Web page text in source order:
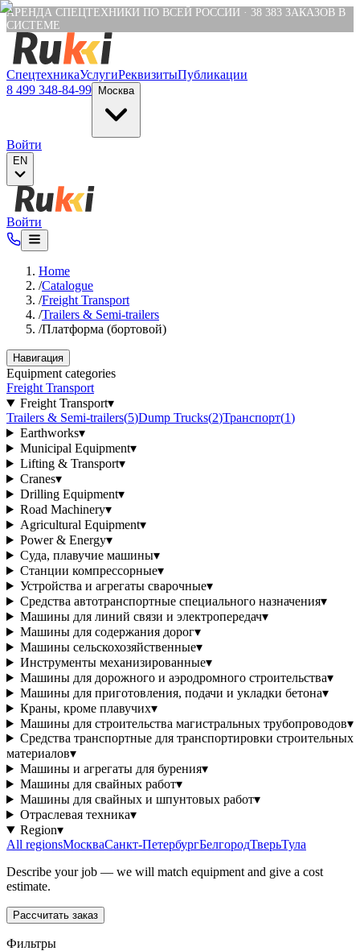
Verification: e6a4652c04df1fb8
АРЕНДА СПЕЦТЕХНИКИ ПО ВСЕЙ РОССИИ · 38 383 ЗАКАЗОВ В
СИСТЕМЕ
СпецтехникаУслугиРеквизитыПубликации
8 499 348-84-99
Москва
Войти
EN
Войти
Home
/Catalogue
/Freight Transport
/Trailers & Semi-trailers
/Платформа (бортовой)
Навигация
Equipment categories
Freight Transport
Freight Transport▾
Trailers & Semi-trailers(5)Dump Trucks(2)Транспорт(1)
Earthworks▾
Municipal Equipment▾
Lifting & Transport▾
Cranes▾
Drilling Equipment▾
Road Machinery▾
Agricultural Equipment▾
Power & Energy▾
Суда, плавучие машины▾
Станции компрессорные▾
Устройства и агрегаты сварочные▾
Средства автотранспортные специального назначения▾
Машины для линий связи и электропередач▾
Машины для содержания дорог▾
Машины сельскохозяйственные▾
Инструменты механизированные▾
Машины для дорожного и аэродромного строительства▾
Машины для приготовления, подачи и укладки бетона▾
Краны, кроме плавучих▾
Машины для строительства магистральных трубопроводов▾
Средства транспортные для транспортировки строительных
материалов▾
Машины и агрегаты для бурения▾
Машины для свайных работ▾
Машины для свайных и шпунтовых работ▾
Отраслевая техника▾
Region▾
All regionsМоскваСанкт-ПетербургБелгородТверьТула
Describe your job — we will match equipment and give a cost
estimate.
Рассчитать заказ
Фильтры